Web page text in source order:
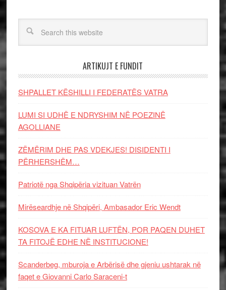
ARTIKUJT E FUNDIT
SHPALLET KËSHILLI I FEDERATËS VATRA
LUMI SI UDHË E NDRYSHIM NË POEZINË
AGOLLIANE
ZËMËRIM DHE PAS VDEKJES! DISIDENTI I
PËRHERSHËM…
Patriotë nga Shqipëria vizituan Vatrën
Mirëseardhje në Shqipëri, Ambasador Eric Wendt
KOSOVA E KA FITUAR LUFTËN, POR PAQEN DUHET
TA FITOJË EDHE NË INSTITUCIONE!
Scanderbeg, mburoja e Arbërisë dhe gjeniu ushtarak në
faqet e Giovanni Carlo Saraceni-t